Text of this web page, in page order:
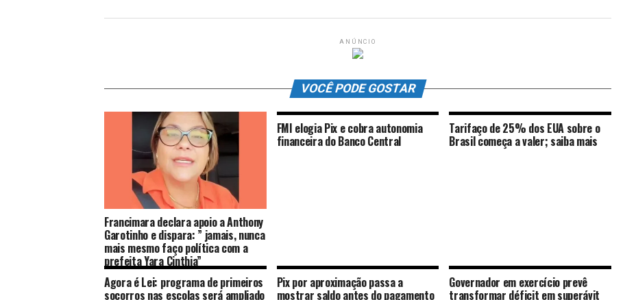
ANÚNCIO
VOCÊ PODE GOSTAR
Francimara declara apoio a Anthony
Garotinho e dispara: ” jamais, nunca
mais mesmo faço política com a
prefeita Yara Cinthia”
FMI elogia Pix e cobra autonomia
financeira do Banco Central
Tarifaço de 25% dos EUA sobre o
Brasil começa a valer; saiba mais
Agora é Lei: programa de primeiros
socorros nas escolas será ampliado
Pix por aproximação passa a
mostrar saldo antes do pagamento
Governador em exercício prevê
transformar déficit em superávit